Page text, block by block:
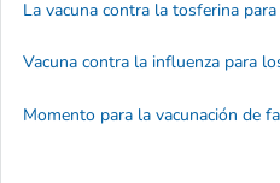
Momento para la vacunación de